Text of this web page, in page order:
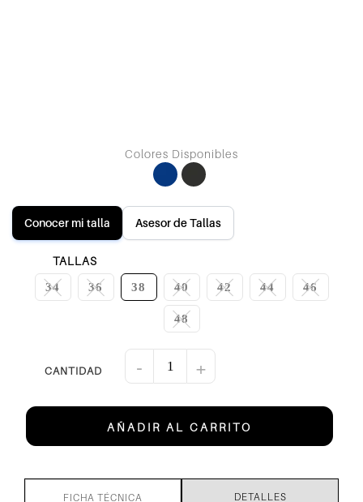
Conocer mi talla Asesor de Tallas
TALLAS
34 36 38 40 42 44 46
48
- +
AÑADIR AL CARRITO
FICHA TÉCNICA DETALLES